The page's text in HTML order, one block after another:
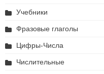
Учебники
Фразовые глаголы
Цифры-Числа
Числительные